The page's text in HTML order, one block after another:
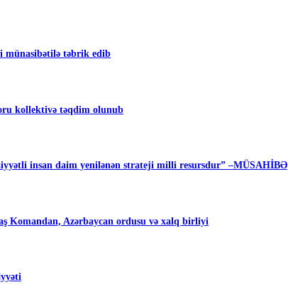
münasibətilə təbrik edib
kollektivə təqdim olunub
insan daim yenilənən strateji milli resursdur” –MÜSAHİBƏ
Komandan, Azərbaycan ordusu və xalq birliyi